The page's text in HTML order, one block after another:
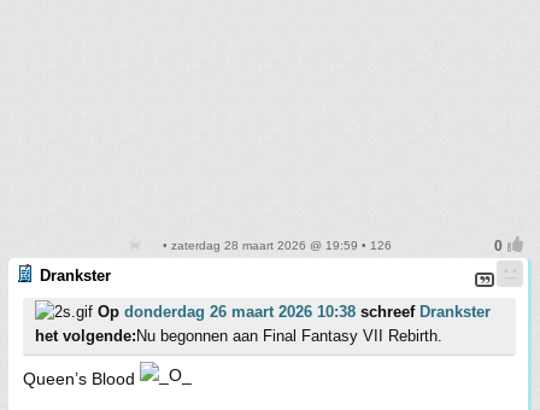
• zaterdag 28 maart 2026 @ 19:59 • 126
Drankster
Op donderdag 26 maart 2026 10:38 schreef Drankster
het volgende: Nu begonnen aan Final Fantasy VII Rebirth.
Queen’s Blood